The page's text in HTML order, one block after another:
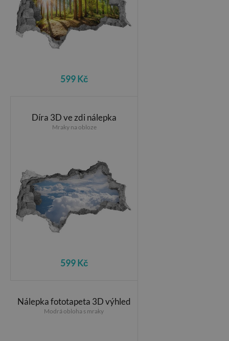
599 Kč
Díra 3D ve zdi nálepka
Mraky na obloze
599 Kč
Nálepka fototapeta 3D výhled
Modrá obloha s mraky